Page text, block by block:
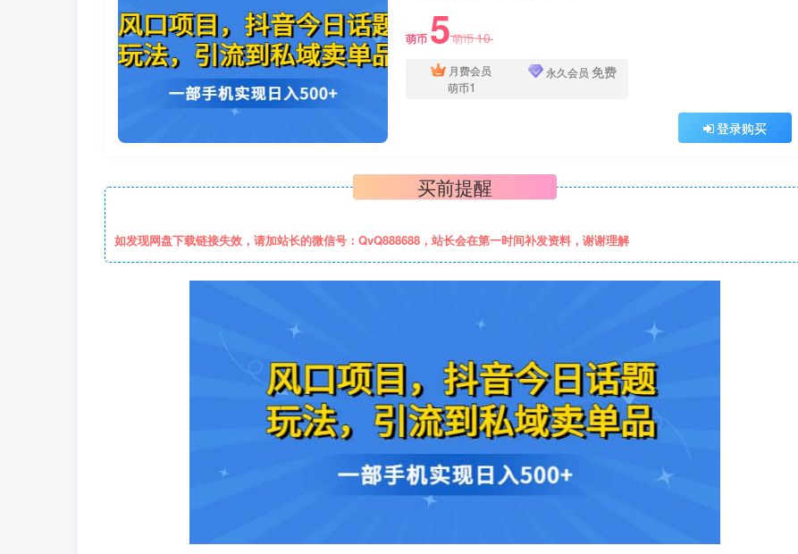
萌币 5萌币10
月费会员
萌币1
永久会员 免费
登录购买
买前提醒
如发现网盘下载链接失效，请加站长的微信号：QvQ888688，站长会在第一时间补发资料，谢谢理解